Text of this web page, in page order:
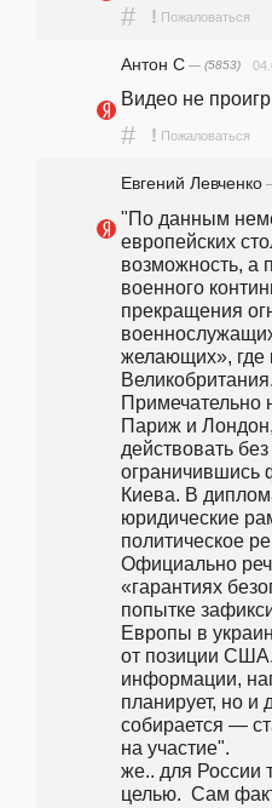
# ! Пожаловаться
Антон С — (5853)
Видео не
# ! Пожаловаться
Евгений Левченко
"По данным
европейских
возможность, а
военного
прекращения
желающих», где
Великобритания.
Примечательно
Париж и Лондон,
действовать
Киева. В
юридические
политическое
Официально
«гарантиях
попытке
Европы в
от позиции
информации,
планирует, но и
собирается —
на участие".
же.. для России
целью.  Сам